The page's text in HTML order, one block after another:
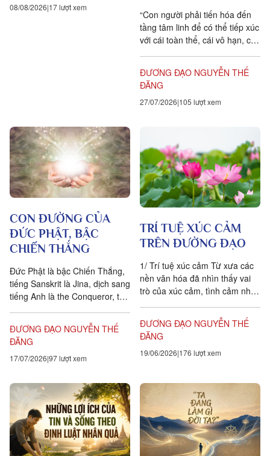
08/08/2026 17 lượt xem
“Con người phải tiến hóa đến
tầng tâm linh để có thể tiếp xúc
với cái toàn thể, cái vô hạn, cái
ĐƯƠNG ĐẠO NGUYỄN THẾ
ĐĂNG
27/07/2026 105 lượt xem
CON ĐƯỜNG CỦA
ĐỨC PHẬT, BẬC
CHIẾN THẮNG
Đức Phật là bậc Chiến Thắng,
tiếng Sanskrit là Jina, dịch sang
tiếng Anh là the Conqueror, the
theo con đường đức Phật đã
đi...
ĐƯƠNG ĐẠO NGUYỄN THẾ
ĐĂNG
17/07/2026 97 lượt xem
TRÍ TUỆ XÚC CẢM
TRÊN ĐƯỜNG ĐẠO
1/ Trí tuệ xúc cảm Từ xưa các
nền văn hóa đã nhìn thấy vai
trò của xúc cảm, tình cảm như
ĐƯƠNG ĐẠO NGUYỄN THẾ
ĐĂNG
19/06/2026 176 lượt xem